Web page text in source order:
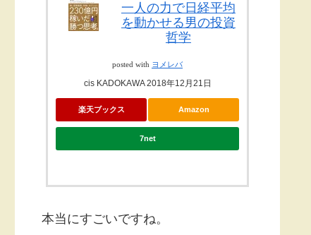
一人の力で日経平均
を動かせる男の投資
哲学
posted with ヨメレバ
cis KADOKAWA 2018年12月21日
楽天ブックス Amazon
7net
本当にすごいですね。